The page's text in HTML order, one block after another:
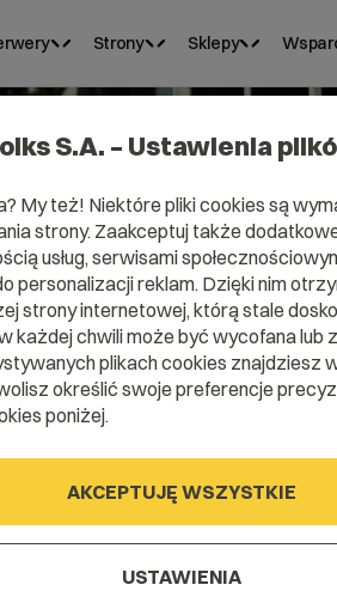
Strony Sklepy
Z precyzją chirurga
S.A. – Ustawienia
My też! Niektóre pliki cookies są
strony. Zaakceptuj także
usług, serwisami
personalizacji reklam. Dzięki nim
strony internetowej, którą stale
każdej chwili może być wycofana lub
plikach cookies znajdziesz
określić swoje preferencje
poniżej.
AKCEPTUJĘ WSZYSTKIE
USTAWIENIA